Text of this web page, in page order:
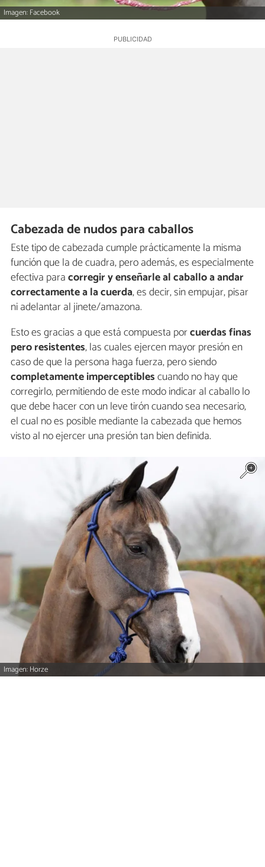
Imagen: Facebook
Cabezada de nudos para caballos
Este tipo de cabezada cumple prácticamente la misma
función que la de cuadra, pero además, es especialmente
efectiva paracorregiryenseñarle al caballo a andar
correctamente a la cuerda, es decir, sin empujar, pisar
ni adelantar al jinete/amazona.
Esto es gracias a que está compuesta porcuerdas finas
pero resistentes, las cuales ejercen mayor presión en
caso de que la persona haga fuerza, pero siendo
completamenteimperceptiblescuando no hay que
corregirlo, permitiendo de este modo indicar al caballo lo
que debe hacer con un leve tirón cuando sea necesario,
el cual no es posible mediante la cabezada que hemos
visto al no ejercer una presión tan bien definida.
Imagen: Horze